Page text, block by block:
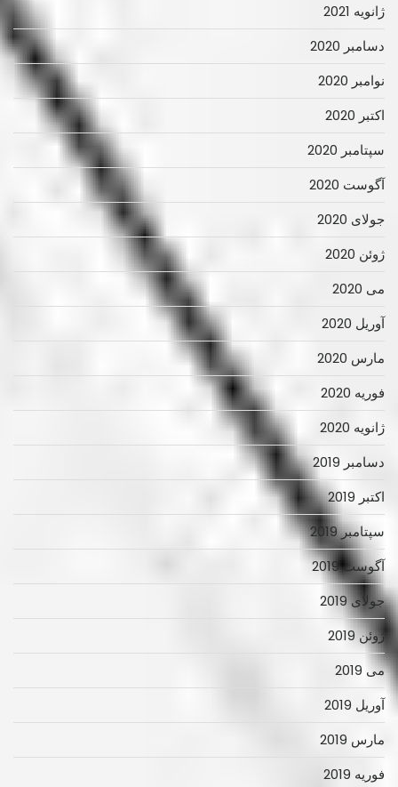
ژانویه 2021
دسامبر 2020
نوامبر 2020
اکتبر 2020
سپتامبر 2020
آگوست 2020
جولای 2020
ژوئن 2020
می 2020
آوریل 2020
مارس 2020
فوریه 2020
ژانویه 2020
دسامبر 2019
اکتبر 2019
سپتامبر 2019
آگوست 2019
جولای 2019
ژوئن 2019
می 2019
آوریل 2019
مارس 2019
فوریه 2019